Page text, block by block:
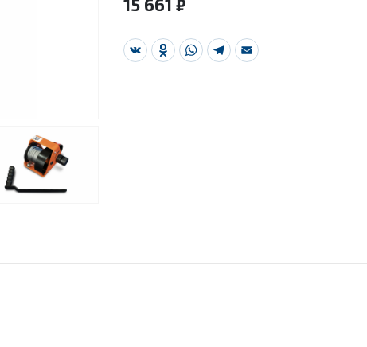
15 661 ₽
VK Odnoklassniki
WhatsApp
Telegram
Email